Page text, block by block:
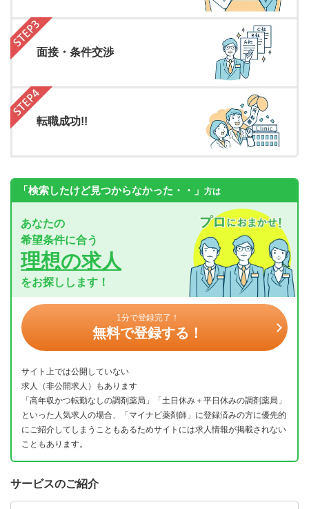
面接・条件交渉
転職成功!!
「検索したけど見つからなかった・・」 方は
あなたの
希望条件に合う
理想の求人
をお探しします！
1分で登録完了！
無料で登録する！
サイト上では公開していない
求人（非公開求人）もあります
「高年収かつ転勤なしの調剤薬局」「土日休み＋平日休みの調剤薬局」
といった人気求人の場合、「マイナビ薬剤師」に登録済みの方に優先的
にご紹介してしまうこともあるためサイトには求人情報が掲載されない
こともあります。
サービスのご紹介